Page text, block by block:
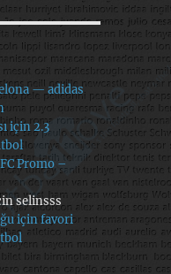
— adidas
için 2.3
Promo –
selinsss
için favori